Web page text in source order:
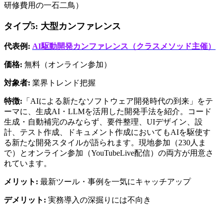
研修費用の一石二鳥）
タイプ5: 大型カンファレンス
代表例: AI駆動開発カンファレンス（クラスメソッド主催）
価格: 無料（オンライン参加）
対象者: 業界トレンド把握
特徴: 「AIによる新たなソフトウェア開発時代の到来」をテ
ーマに、生成AI・LLMを活用した開発手法を紹介。コード
生成・自動補完のみならず、要件整理、UIデザイン、設
計、テスト作成、ドキュメント作成においてもAIを駆使す
る新たな開発スタイルが語られます。現地参加（230人ま
で）とオンライン参加（YouTubeLive配信）の両方が用意さ
れています。
メリット: 最新ツール・事例を一気にキャッチアップ
デメリット: 実務導入の深掘りには不向き